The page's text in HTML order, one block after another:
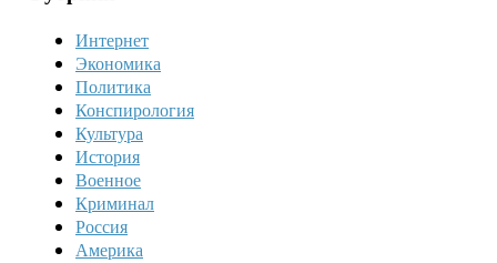
Интернет
Экономика
Политика
Конспирология
Культура
История
Военное
Криминал
Россия
Америка